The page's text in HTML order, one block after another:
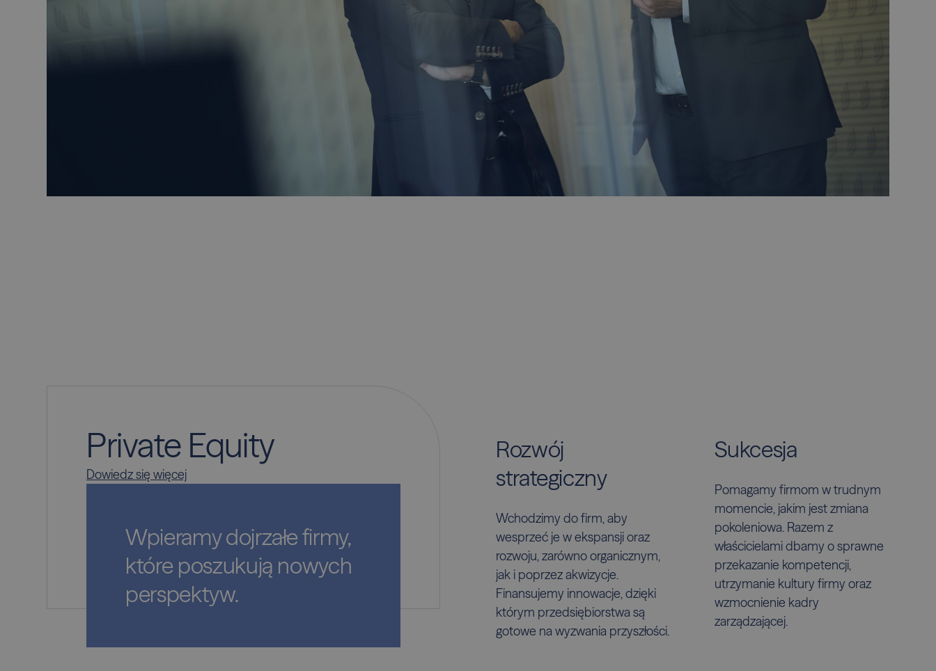
Private Equity
Dowiedz się więcej
Wpieramy dojrzałe firmy,
które poszukują nowych
perspektyw.
Rozwój
strategiczny
Wchodzimy do firm, aby
wesprzeć je w ekspansji oraz
rozwoju, zarówno organicznym,
jak i poprzez akwizycje.
Finansujemy innowacje, dzięki
którym przedsiębiorstwa są
gotowe na wyzwania przyszłości.
Sukcesja
Pomagamy firmom w trudnym
momencie, jakim jest zmiana
pokoleniowa. Razem z
właścicielami dbamy o sprawne
przekazanie kompetencji,
utrzymanie kultury firmy oraz
wzmocnienie kadry
zarządzającej.